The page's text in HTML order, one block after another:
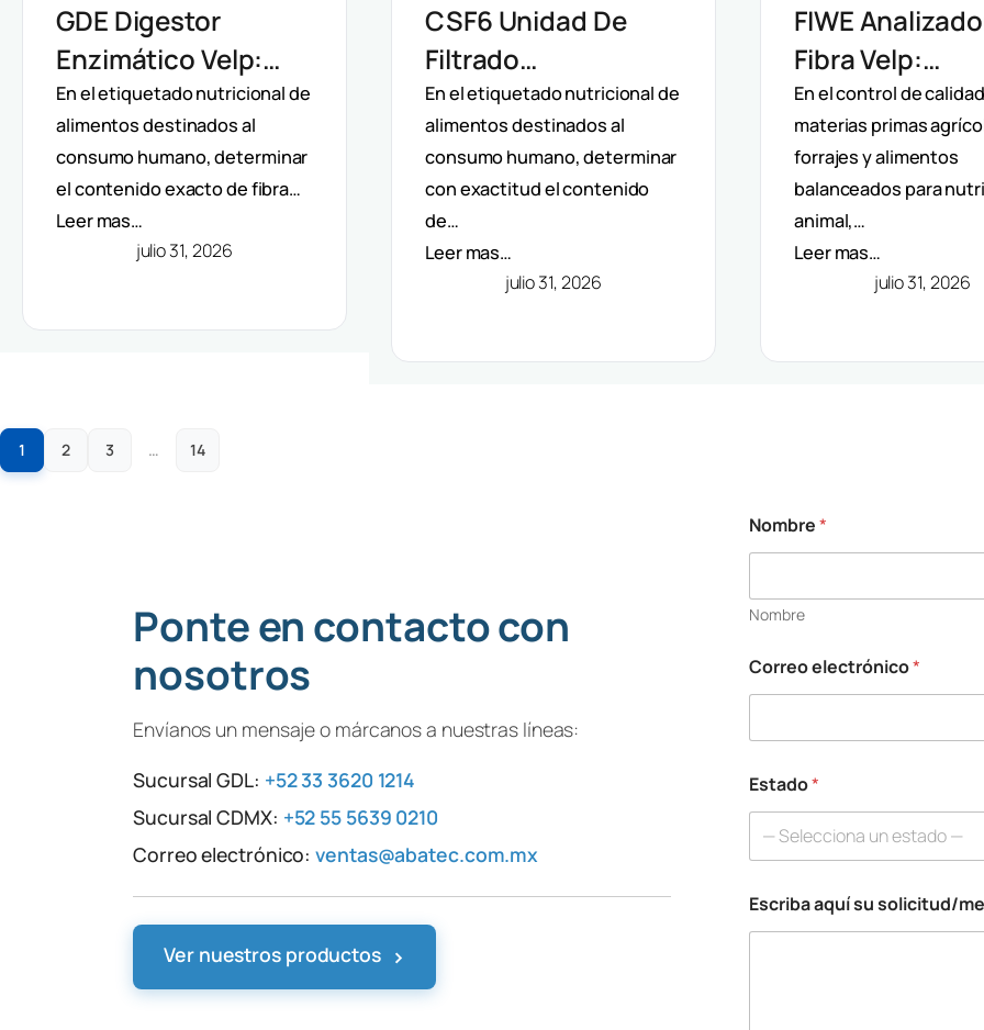
GDE Digestor
Enzimático Velp:
Incubación
Controlada Para
Fibra Dietética
(AOAC)
En el etiquetado nutricional de
alimentos destinados al
consumo humano, determinar
el contenido exacto de fibra…
Leer mas…
julio 31, 2026
CSF6 Unidad De
Filtrado
Automatizada Velp:
Determinación De
Fibra Dietética
(AOAC)
En el etiquetado nutricional de
alimentos destinados al
consumo humano, determinar
con exactitud el contenido
de…
Leer mas…
julio 31, 2026
FIWE
Fibra Velp:
Determinación
Fibra Bruta,
ADF En
Piensos
En el control de
materias primas
forrajes y alimentos
balanceados para
animal,…
Leer mas…
julio 31, 2026
1 2 3 … 14
Ponte en contacto con
nosotros
Envíanos un mensaje o márcanos a nuestras líneas:
Sucursal GDL: +52 33 3620 1214
Sucursal CDMX: +52 55 5639 0210
Correo electrónico:ventas@abatec.com.mx
Ver nuestros productos ›
T
e
é
f
n
Nombre*
Nombre
Correo electrónico*
Estado*
— Selecciona un estado —
Escriba aquí su solicitud/